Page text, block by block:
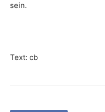
sein.
Text: cb